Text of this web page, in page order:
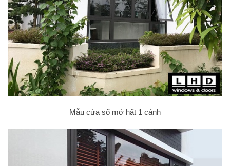
Mẫu cửa sổ mở hất 1 cánh